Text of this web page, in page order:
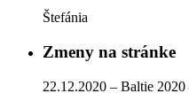
Štefánia
Zmeny na stránke
22.12.2020 – Baltie